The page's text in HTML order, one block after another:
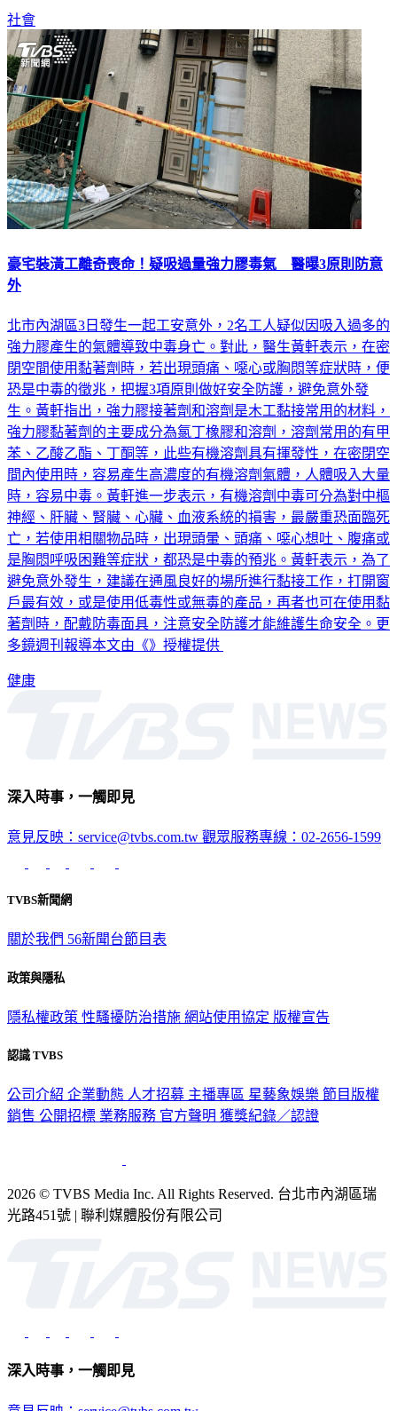
社會
豪宅裝潢工離奇喪命！疑吸過量強力膠毒氣 醫曝3原則防意
外
北市內湖區3日發生一起工安意外，2名工人疑似因吸入過多的
強力膠產生的氣體導致中毒身亡。對此，醫生黃軒表示，在密
閉空間使用黏著劑時，若出現頭痛、噁心或胸悶等症狀時，便
恐是中毒的徵兆，把握3項原則做好安全防護，避免意外發
生。黃軒指出，強力膠接著劑和溶劑是木工黏接常用的材料，
強力膠黏著劑的主要成分為氯丁橡膠和溶劑，溶劑常用的有甲
苯、乙酸乙酯、丁酮等，此些有機溶劑具有揮發性，在密閉空
間內使用時，容易產生高濃度的有機溶劑氣體，人體吸入大量
時，容易中毒。黃軒進一步表示，有機溶劑中毒可分為對中樞
神經、肝臟、腎臟、心臟、血液系統的損害，最嚴重恐面臨死
亡，若使用相關物品時，出現頭暈、頭痛、噁心想吐、腹痛或
是胸悶呼吸困難等症狀，都恐是中毒的預兆。黃軒表示，為了
避免意外發生，建議在通風良好的場所進行黏接工作，打開窗
戶最有效，或是使用低毒性或無毒的產品，再者也可在使用黏
著劑時，配戴防毒面具，注意安全防護才能維護生命安全。更
多鏡週刊報導本文由《》授權提供
健康
深入時事，一觸即見
意見反映：service@tvbs.com.tw 觀眾服務專線：02-2656-1599
TVBS新聞網
關於我們 56新聞台節目表
政策與隱私
隱私權政策 性騷擾防治措施 網站使用協定 版權宣告
認識 TVBS
公司介紹 企業動態 人才招募 主播專區 星藝象娛樂 節目版權
銷售 公開招標 業務服務 官方聲明 獲獎紀錄／認證
2026 © TVBS Media Inc. All Rights Reserved. 台北市內湖區瑞
光路451號 | 聯利媒體股份有限公司
深入時事，一觸即見